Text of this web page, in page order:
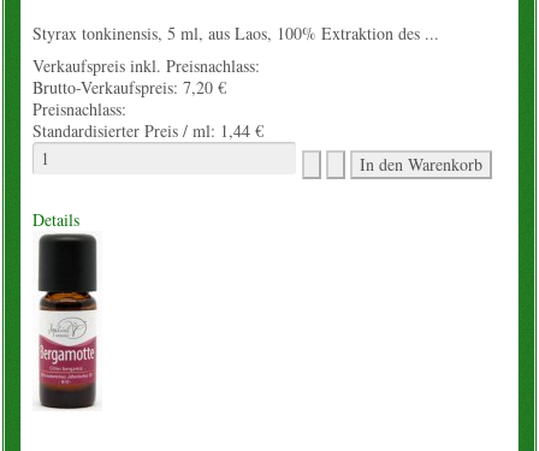
Styrax tonkinensis, 5 ml, aus Laos, 100% Extraktion des ...
Verkaufspreis inkl. Preisnachlass:
Brutto-Verkaufspreis: 7,20 €
Preisnachlass:
Standardisierter Preis / ml: 1,44 €
Details